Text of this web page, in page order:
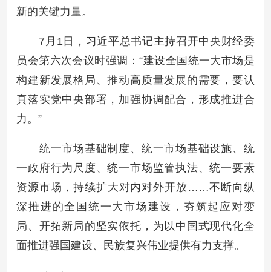
新的关键力量。
7月1日，习近平总书记主持召开中央财经委
员会第六次会议时强调：“建设全国统一大市场是
构建新发展格局、推动高质量发展的需要，要认
真落实党中央部署，加强协调配合，形成推进合
力。”
统一市场基础制度、统一市场基础设施、统
一政府行为尺度、统一市场监管执法、统一要素
资源市场，持续扩大对内对外开放……不断向纵
深推进的全国统一大市场建设，夯筑起应对变
局、开拓新局的坚实依托，为以中国式现代化全
面推进强国建设、民族复兴伟业提供有力支撑。